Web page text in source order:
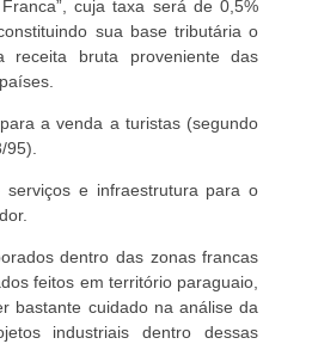
cuja taxa será de 0,5%
sua base tributária o
receita bruta proveniente das
a venda a turistas (segundo
95).
serviços e infraestrutura para o
dentro das zonas francas
feitos em território paraguaio,
bastante cuidado na análise da
industriais dentro dessas